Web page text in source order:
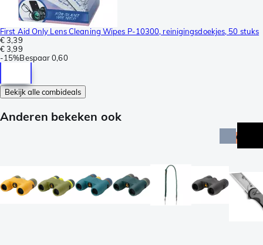
First Aid Only Lens Cleaning Wipes P-10300, reinigingsdoekjes, 50 stuks
€ 3,39
€ 3,99
-15%Bespaar 0,60
Bekijk alle combideals
Anderen bekeken ook
actie